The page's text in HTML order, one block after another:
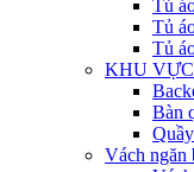
Tủ
Tủ
Tủ
KHU
Bàn
Vách ngăn